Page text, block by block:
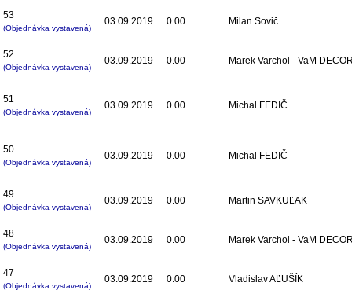
53
(Objednávka vystavená)
03.09.2019 0.00 Milan Sovič
52
(Objednávka vystavená)
03.09.2019 0.00 Marek Varchol - VaM
51
(Objednávka vystavená)
03.09.2019 0.00 Michal FEDIČ
50
(Objednávka vystavená)
03.09.2019 0.00 Michal FEDIČ
49
(Objednávka vystavená)
03.09.2019 0.00 Martin SAVKUĽAK
48
(Objednávka vystavená)
03.09.2019 0.00 Marek Varchol - VaM
47
(Objednávka vystavená)
03.09.2019 0.00 Vladislav AĽUŠÍK